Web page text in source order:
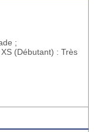
;
(Débutant) : Très